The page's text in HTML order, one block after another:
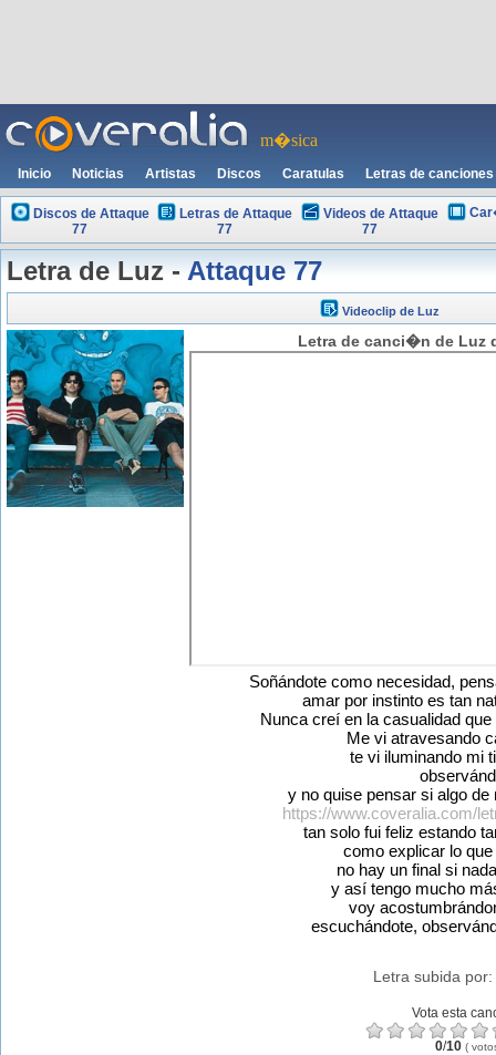
m�sica
Inicio Noticias Artistas Discos Caratulas Letras de canciones
Discos de Attaque
77
Letras de Attaque
77
Videos de Attaque
77
Letra de Luz -Attaque 77
Videoclip de Luz
Letra de canci�n de Luz
Soñándote como necesidad,
amar por instinto es tan
Nunca creí en la casualidad
Me vi atravesando
te vi iluminando mi
y no quise pensar si algo
https://www.coveralia.com/
tan solo fui feliz estando
como explicar lo
no hay un final si
y así tengo mucho
voy
escuchándote,
Letra subida
Vota esta
0/10 (